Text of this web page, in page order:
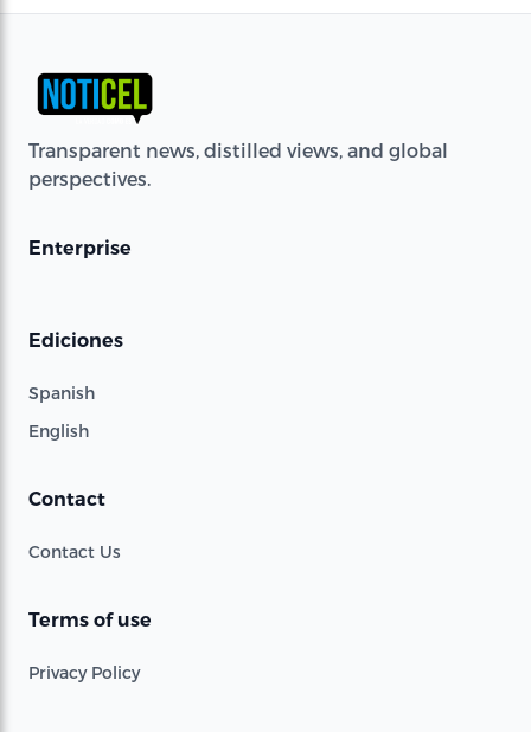
Transparent news, distilled views, and global
perspectives.
Enterprise
Ediciones
Spanish
English
Contact
Contact Us
Terms of use
Privacy Policy